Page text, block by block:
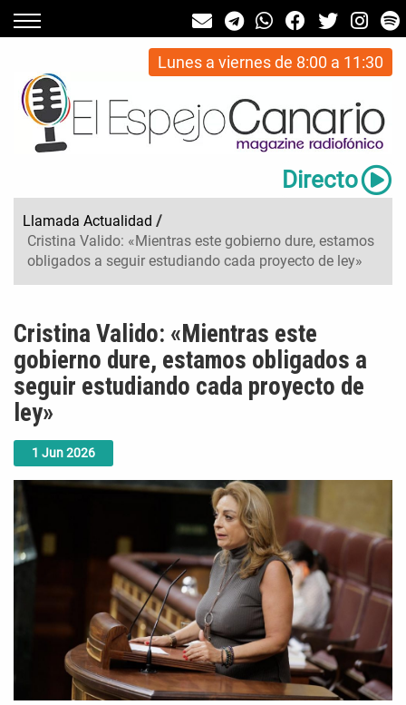
Lunes a viernes de 8:00 a 11:30
Directo
Llamada Actualidad /
Cristina Valido: «Mientras este gobierno dure, estamos
obligados a seguir estudiando cada proyecto de ley»
1 Jun2026
Cristina Valido: «Mientras este
gobierno dure, estamos obligados a
seguir estudiando cada proyecto de
ley»